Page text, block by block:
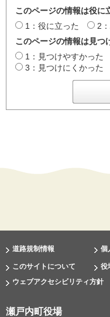
このページの情報は役に
1：役に立った
2
このページの情報は見つ
1：見つけやすかった
3：見つけにくかった
道路規制情報 個
このサイトについて
役
ウェブアクセシビリティ方針
瀬戸内町役場